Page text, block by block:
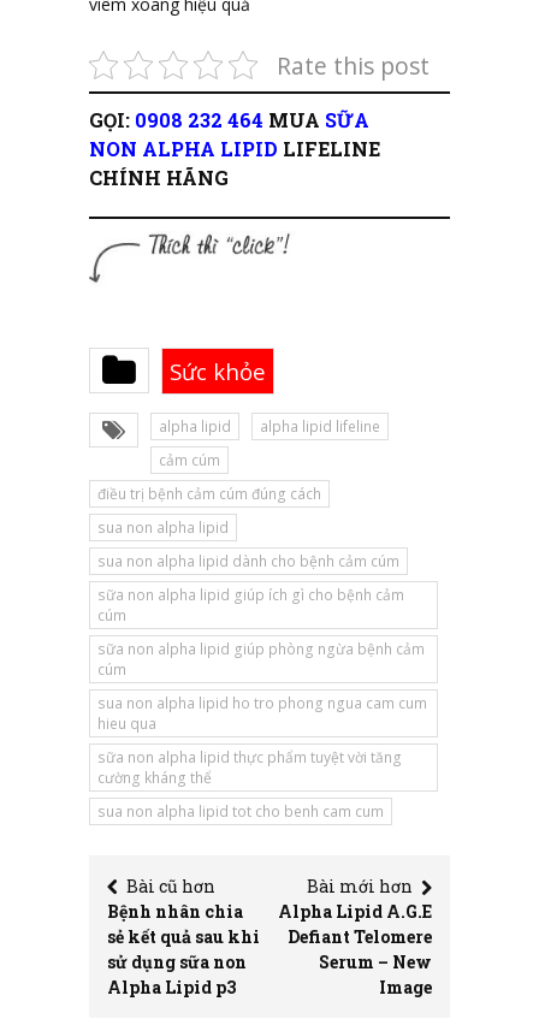
viêm xoang hiệu quả
Rate this post
GỌI: 0908 232 464 MUA SỮA
NON ALPHA LIPID LIFELINE
CHÍNH HÃNG
Sức khỏe
alpha lipid
alpha lipid lifeline
cảm cúm
điều trị bệnh cảm cúm đúng cách
sua non alpha lipid
sua non alpha lipid dành cho bệnh cảm cúm
sữa non alpha lipid giúp ích gì cho bệnh cảm
cúm
sữa non alpha lipid giúp phòng ngừa bệnh cảm
cúm
sua non alpha lipid ho tro phong ngua cam cum
hieu qua
sữa non alpha lipid thực phẩm tuyệt vời tăng
cường kháng thể
sua non alpha lipid tot cho benh cam cum
Bài cũ hơn
Bệnh nhân chia
sẻ kết quả sau khi
sử dụng sữa non
Alpha Lipid p3
Bài mới hơn
Alpha Lipid A.G.E
Defiant Telomere
Serum – New
Image